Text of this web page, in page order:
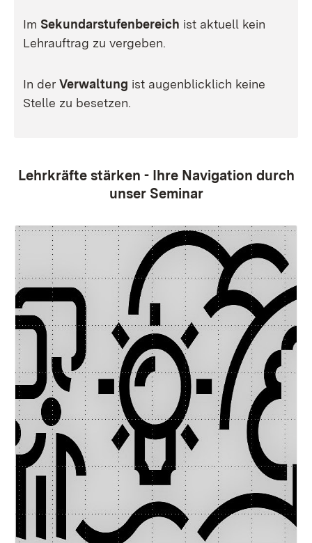
Im Sekundarstufenbereich ist aktuell kein
Lehrauftrag zu vergeben.
In der Verwaltung ist augenblicklich keine
Stelle zu besetzen.
Lehrkräfte stärken - Ihre Navigation durch
unser Seminar